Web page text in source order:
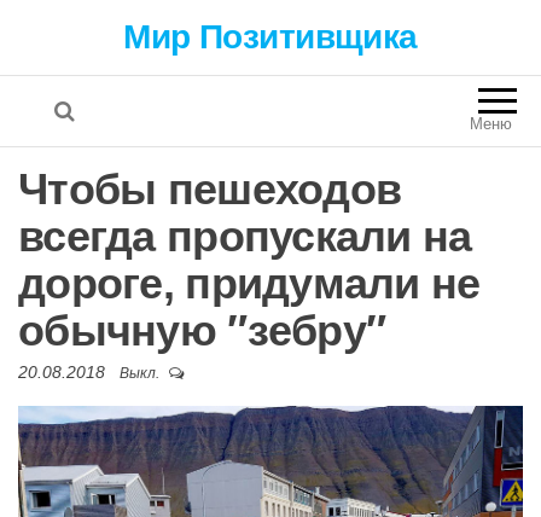
Мир Позитивщика
Меню
Чтобы пешеходов
всегда пропускали на
дороге, придумали не
обычную ″зебру″
20.08.2018 Выкл.